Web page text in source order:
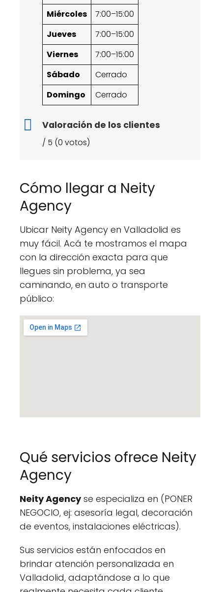
Miércoles
7:00–15:00
Jueves
7:00–15:00
Viernes
7:00–15:00
Sábado
Cerrado
Domingo
Cerrado
Valoración de los clientes
/ 5 (0 votos)
Cómo llegar a Neity
Agency
Ubicar Neity Agency en Valladolid es
muy fácil. Acá te mostramos el mapa
con la dirección exacta para que
llegues sin problema, ya sea
caminando, en auto o transporte
público:
Qué servicios ofrece Neity
Agency
Neity Agencyse especializa en (PONER
NEGOCIO, ej: asesoría legal, decoración
de eventos, instalaciones eléctricas).
Sus servicios están enfocados en
brindar atención personalizada en
Valladolid, adaptándose a lo que